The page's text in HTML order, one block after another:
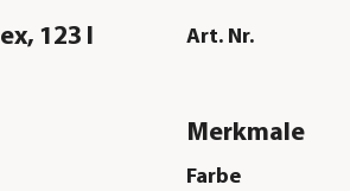
123 l Art. Nr.
Merkmale
Farbe